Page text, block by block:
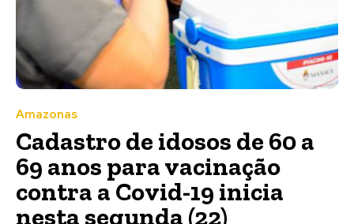
Amazonas
Cadastro de idosos de 60 a
69 anos para vacinação
contra a Covid-19 inicia
nesta segunda (22)